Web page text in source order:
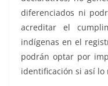
diferenciados ni
acreditar el
indígenas en el
podrán optar por
identificación si así lo